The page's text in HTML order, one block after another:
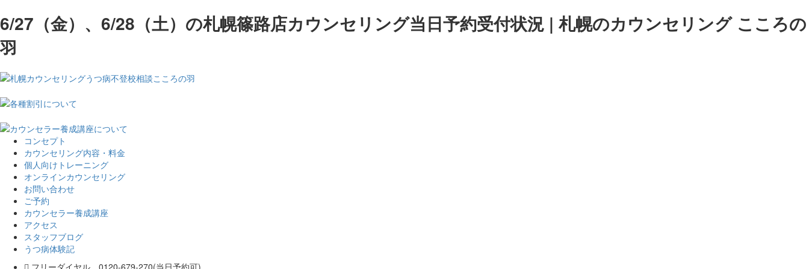
6/27（金）、6/28（土）の札幌篠路店カウンセリング当日予約受付状況 | 札幌のカウンセリング こころの
羽
コンセプト
カウンセリング内容・料金
個人向けトレーニング
オンラインカウンセリング
お問い合わせ
ご予約
カウンセラー養成講座
アクセス
スタッフブログ
うつ病体験記